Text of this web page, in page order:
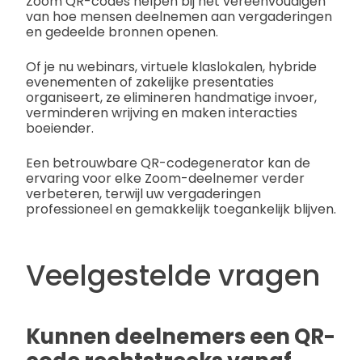
van hoe mensen deelnemen aan vergaderingen
en gedeelde bronnen openen.
Of je nu webinars, virtuele klaslokalen, hybride
evenementen of zakelijke presentaties
organiseert, ze elimineren handmatige invoer,
verminderen wrijving en maken interacties
boeiender.
Een betrouwbare QR-codegenerator kan de
ervaring voor elke Zoom-deelnemer verder
verbeteren, terwijl uw vergaderingen
professioneel en gemakkelijk toegankelijk blijven.
Veelgestelde vragen
Kunnen deelnemers een QR-